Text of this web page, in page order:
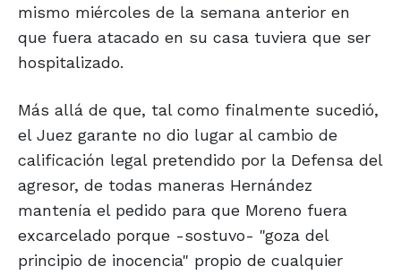
mismo miércoles de la semana anterior en
que fuera atacado en su casa tuviera que ser
hospitalizado.
Más allá de que, tal como finalmente sucedió,
el Juez garante no dio lugar al cambio de
calificación legal pretendido por la Defensa del
agresor, de todas maneras Hernández
mantenía el pedido para que Moreno fuera
excarcelado porque -sostuvo- "goza del
principio de inocencia" propio de cualquier